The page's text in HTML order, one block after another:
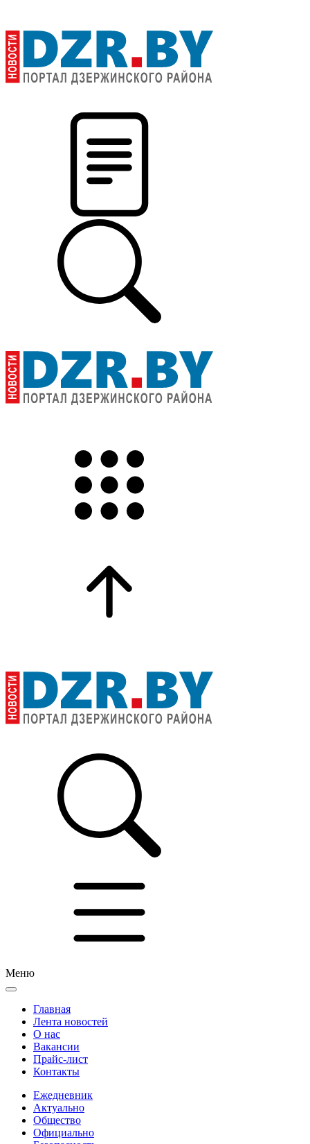
Меню
Главная
Лента новостей
О нас
Вакансии
Прайс-лист
Контакты
Ежедневник
Актуально
Общество
Официально